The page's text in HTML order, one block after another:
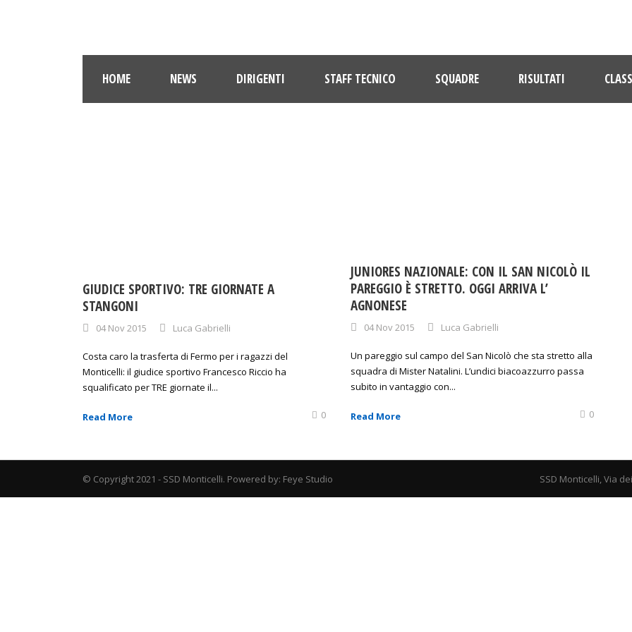
HOME NEWS DIRIGENTI STAFF TECNICO SQUADRE RISULTATI
GIUDICE SPORTIVO: TRE GIORNATE A
STANGONI
04 Nov 2015 Luca Gabrielli
Costa caro la trasferta di Fermo per i ragazzi del
Monticelli: il giudice sportivo Francesco Riccio ha
squalificato per TRE giornate il...
Read More 0
JUNIORES NAZIONALE: CON IL SAN NICOLÒ IL
PAREGGIO È STRETTO. OGGI ARRIVA L’
AGNONESE
04 Nov 2015 Luca Gabrielli
Un pareggio sul campo del San Nicolò che sta stretto alla
squadra di Mister Natalini. L’undici biacoazzurro passa
subito in vantaggio con...
Read More 0
© Copyright 2021 - SSD Monticelli. Powered by: Feye Studio SSD Monticelli, Via